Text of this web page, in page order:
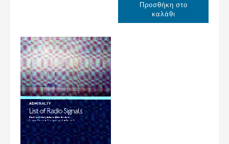
Προσθήκη στο
καλάθι